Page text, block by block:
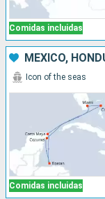
Comidas incluidas
Comidas incluidas
Icon of the seas